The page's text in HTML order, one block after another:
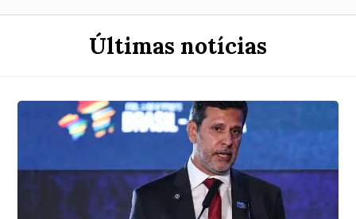
Últimas notícias